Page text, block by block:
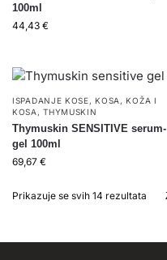
100ml
44,43 €
ISPADANJE KOSE,KOSA ,KOŽA I
KOSA ,THYMUSKIN
Thymuskin SENSITIVE serum-
gel 100ml
69,67 €
Prikazuje se svih 14 rezultata